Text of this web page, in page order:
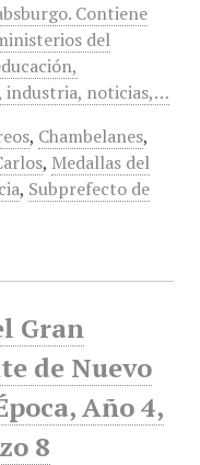
Contiene
del
industria, noticias,…
, Chambelanes,
, Medallas del
, Subprefecto de
Gran
de Nuevo
Año 4,
8